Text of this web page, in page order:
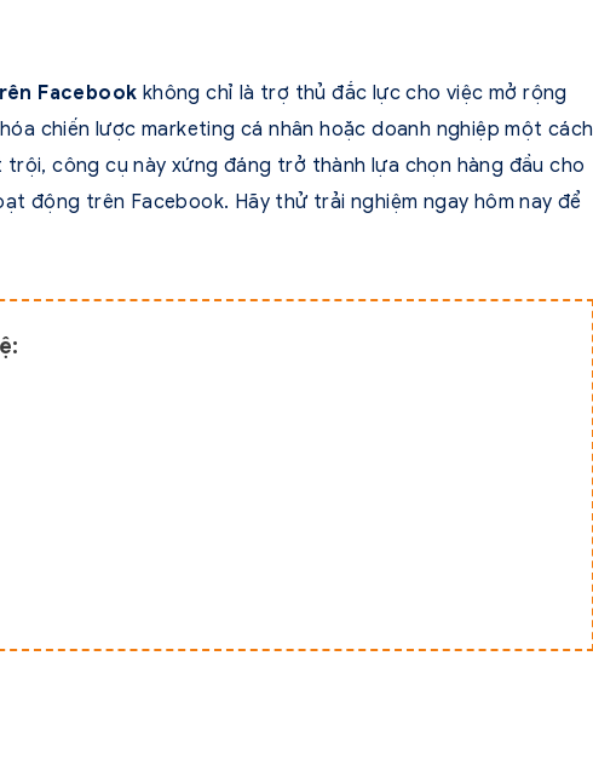
Facebook không chỉ là trợ thủ đắc lực cho việc mở rộng
chiến lược marketing cá nhân hoặc doanh nghiệp một cách
trội, công cụ này xứng đáng trở thành lựa chọn hàng đầu cho
động trên Facebook. Hãy thử trải nghiệm ngay hôm nay để